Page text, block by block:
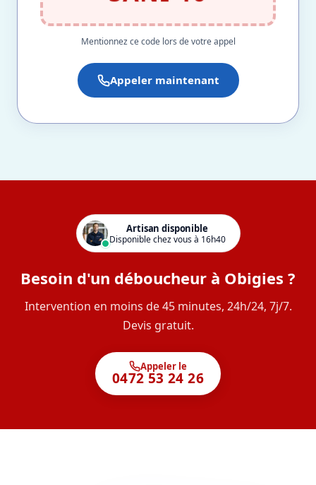
Mentionnez ce code lors de votre appel
Appeler maintenant
Artisan disponible
Disponible chez vous à 16h40
Besoin d'un déboucheur à Obigies ?
Intervention en moins de 45 minutes, 24h/24, 7j/7.
Devis gratuit.
Appeler le
0472 53 24 26